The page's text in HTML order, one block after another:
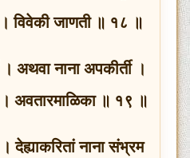
विवेकी जाणती ॥ १८ ॥
। अथवा नाना अपकीर्ती ।
। अवतारमाळिका ॥ १९ ॥
देह्याकरितां नाना संभ्रम